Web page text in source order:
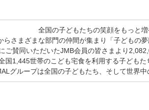
全国の子どもたちの笑顔をもっと増
らさまざまな部門の仲間が集まり「子どもの
ご賛同いただいたJMB会員の皆さまより
国1,445世帯のこども宅食を利用する子どもた
グループは全国の子どもたち、そして世界中